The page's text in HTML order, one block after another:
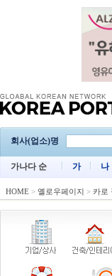
회사(업소)명
가나다 순 가 나
HOME > 옐로우페이지 > 카로